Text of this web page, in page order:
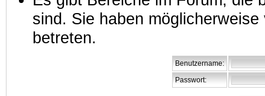
sind. Sie haben
betreten.
Benutzername:
Passwort: